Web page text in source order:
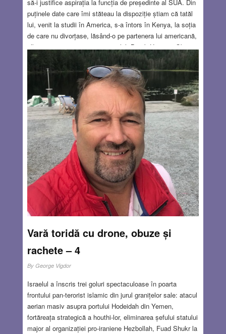
să-i justifice aspirația la funcția de președinte al SUA. Din
puținele date care îmi stăteau la dispoziție știam că tatăl
lui, venit la studii în America, s-a întors în Kenya, la soția
de care nu divorțase, lăsând-o pe partenera lui americană,
albă, să-și crească singură copilul, Barak Hussein Obama.
Acesta și-a făcut studiile la Harvard, unde a fost directorul
revistei studențești Harvard Law Review, fără să scrie un
singur rând în această revistă. După terminarea studiilor a
activat ca organizator comunitar, adică mergea la
comunitățile de negri săraci și îi informa despre ajutoarele
la care aveau dreptul.
Read more…
AUG 8, 2024 30 COMMENTS
Vară toridă cu drone, obuze și
rachete – 4
By George Vigdor
Israelul a înscris trei goluri spectaculoase în poarta
frontului pan-terorist islamic din jurul granițelor sale: atacul
aerian masiv asupra portului Hodeidah din Yemen,
fortăreața strategică a houthi-lor, eliminarea șefului statului
major al organizației pro-iraniene Hezbollah, Fuad Shukr la